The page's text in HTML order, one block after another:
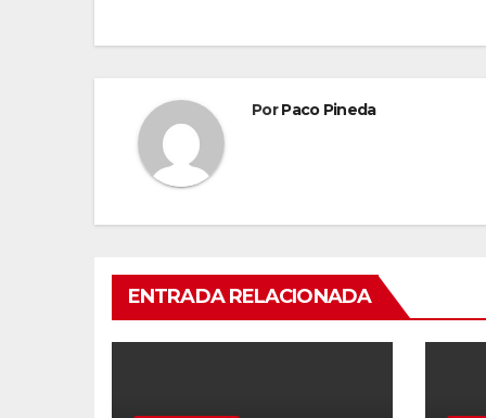
entradas
PorPaco Pineda
ENTRADA RELACIONADA